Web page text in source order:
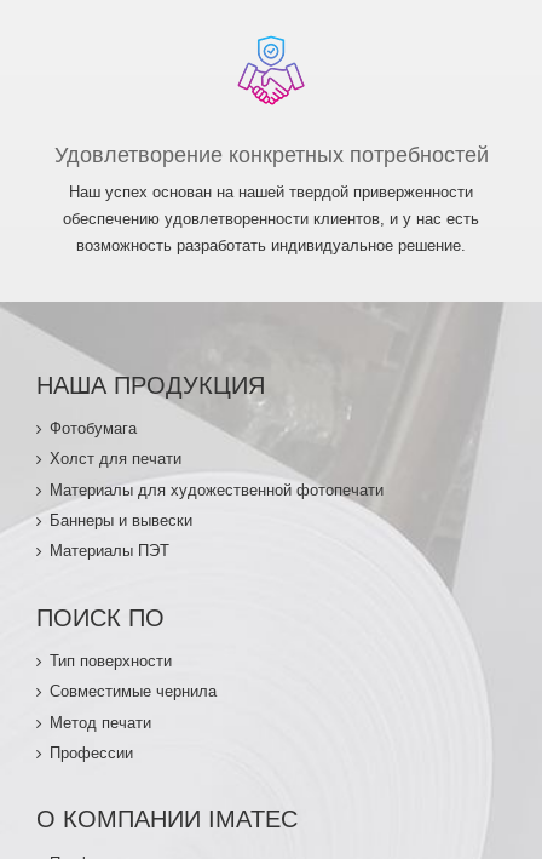
Удовлетворение конкретных потребностей
Наш успех основан на нашей твердой приверженности
обеспечению удовлетворенности клиентов, и у нас есть
возможность разработать индивидуальное решение.
НАША ПРОДУКЦИЯ
Фотобумага
Холст для печати
Материалы для художественной фотопечати
Баннеры и вывески
Материалы ПЭТ
ПОИСК ПО
Тип поверхности
Совместимые чернила
Метод печати
Профессии
О КОМПАНИИ IMATEC